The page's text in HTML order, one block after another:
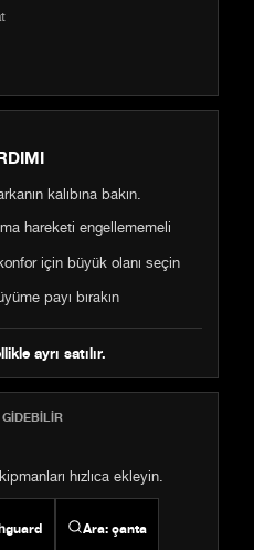
kalıbına bakın.
hareketi engellememeli
için büyük olanı seçin
payı bırakın
ayrı satılır.
hızlıca ekleyin.
Ara:çanta